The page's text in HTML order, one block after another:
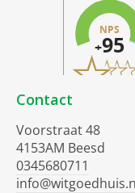
Contact
Voorstraat 48
4153AM Beesd
0345680711